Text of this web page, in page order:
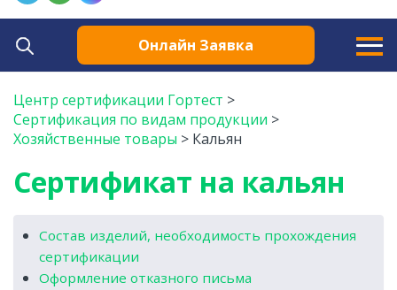
Онлайн Заявка
Центр сертификации Гортест >
Сертификация по видам продукции >
Хозяйственные товары > Кальян
Сертификат на кальян
Состав изделий, необходимость прохождения
сертификации
Оформление отказного письма